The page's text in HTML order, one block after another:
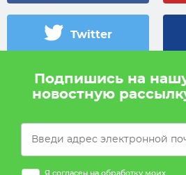
Twitter
Pokah не проводит игры на
исключительно информационный
Подпишись на
новостную
Я согласен на обработку моих